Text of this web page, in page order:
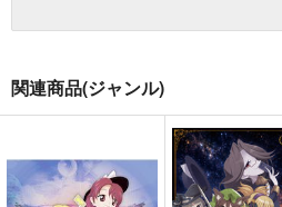
関連商品(ジャンル)